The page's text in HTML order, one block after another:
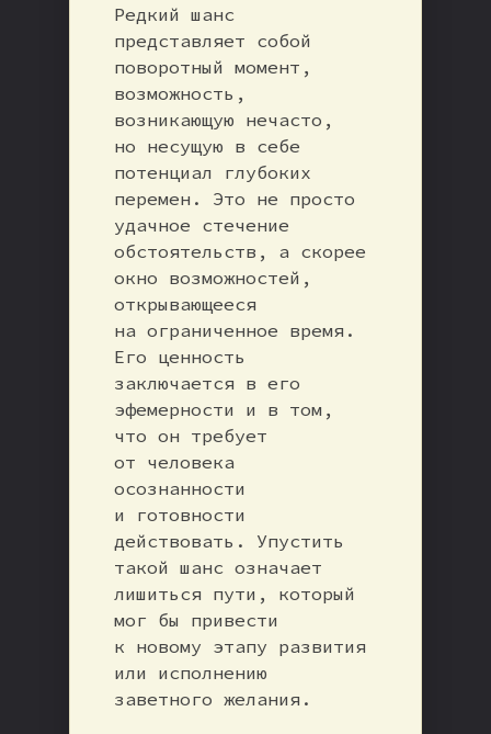
Редкий шанс
представляет собой
поворотный момент,
возможность,
возникающую нечасто,
но несущую в себе
потенциал глубоких
перемен. Это не просто
удачное стечение
обстоятельств, а скорее
окно возможностей,
открывающееся
на ограниченное время.
Его ценность
заключается в его
эфемерности и в том,
что он требует
от человека
осознанности
и готовности
действовать. Упустить
такой шанс означает
лишиться пути, который
мог бы привести
к новому этапу развития
или исполнению
заветного желания.